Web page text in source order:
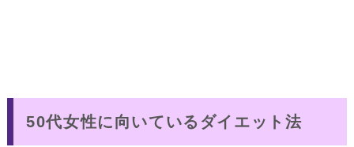
50代女性に向いているダイエット法